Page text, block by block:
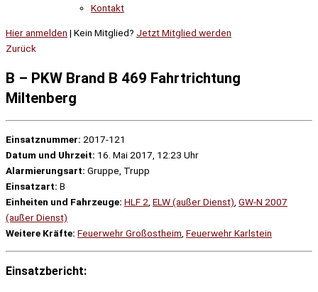
Kontakt
Hier anmelden | Kein Mitglied? Jetzt Mitglied werden
Zurück
B – PKW Brand B 469 Fahrtrichtung
Miltenberg
Einsatznummer: 2017-121
Datum und Uhrzeit: 16. Mai 2017, 12:23 Uhr
Alarmierungsart: Gruppe, Trupp
Einsatzart: B
Einheiten und Fahrzeuge: HLF 2 ELW (außer Dienst) GW-N 2007
(außer Dienst)
Weitere Kräfte: Feuerwehr Großostheim Feuerwehr Karlstein
Einsatzbericht: